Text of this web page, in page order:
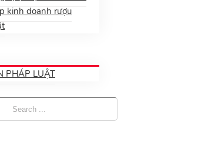
kinh doanh rượu
PHÁP LUẬT